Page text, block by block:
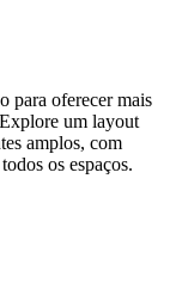
para oferecer mais
um layout
amplos, com
os espaços.